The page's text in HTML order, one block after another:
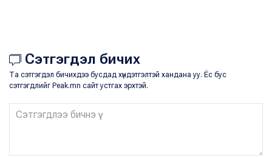
Сэтгэгдэл бичих
Та сэтгэгдэл бичихдээ бусдад хүндэтгэлтэй хандана уу. Ёс бус
сэтгэгдлийг Peak.mn сайт устгах эрхтэй.